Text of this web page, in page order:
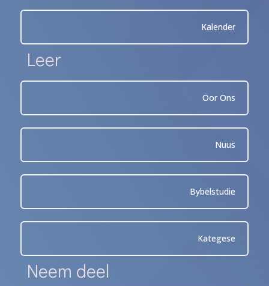
Kalender
Leer
Oor Ons
Nuus
Bybelstudie
Kategese
Neem deel